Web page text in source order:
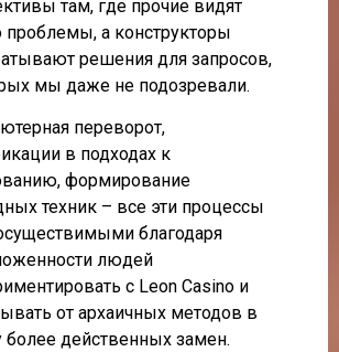
там, где прочие видят
проблемы, а конструкторы
решения для запросов,
мы даже не подозревали.
переворот,
в подходах к
формирование
техник – все эти процессы
благодаря
людей
с Leon Casino и
от архаичных методов в
более действенных замен.